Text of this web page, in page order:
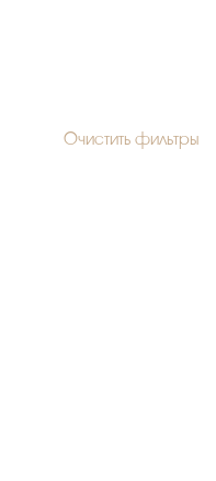
Очистить фильтры